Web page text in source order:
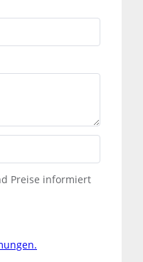
Preise informiert